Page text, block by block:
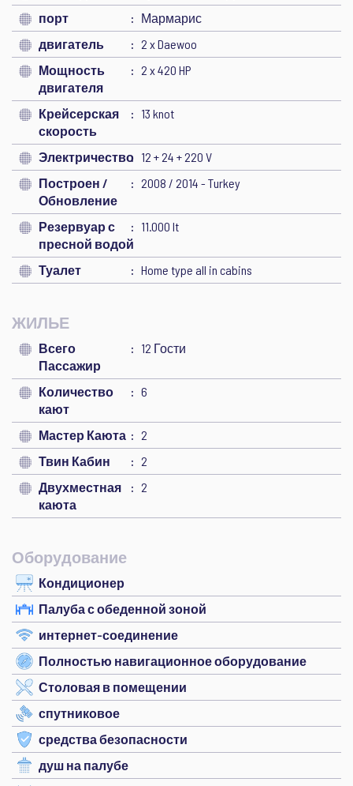
порт
Мармарис
двигатель
2 x Daewoo
Мощность
двигателя
2 x 420 HP
Крейсерская
скорость
13 knot
Электричество 12 + 24 + 220 V
Построен /
Обновление
2008 / 2014 - Turkey
Резервуар с
пресной водой
11.000 lt
Туалет Home type all in cabins
ЖИЛЬЕ
Всего
Пассажир
12 Гости
Количество
кают
6
Мастер Каюта
2
Твин Кабин
2
Двухместная
каюта
2
Оборудование
Кондиционер
Палуба с обеденной зоной
интернет-соединение
Полностью навигационное оборудование
Столовая в помещении
спутниковое
средства безопасности
душ на палубе